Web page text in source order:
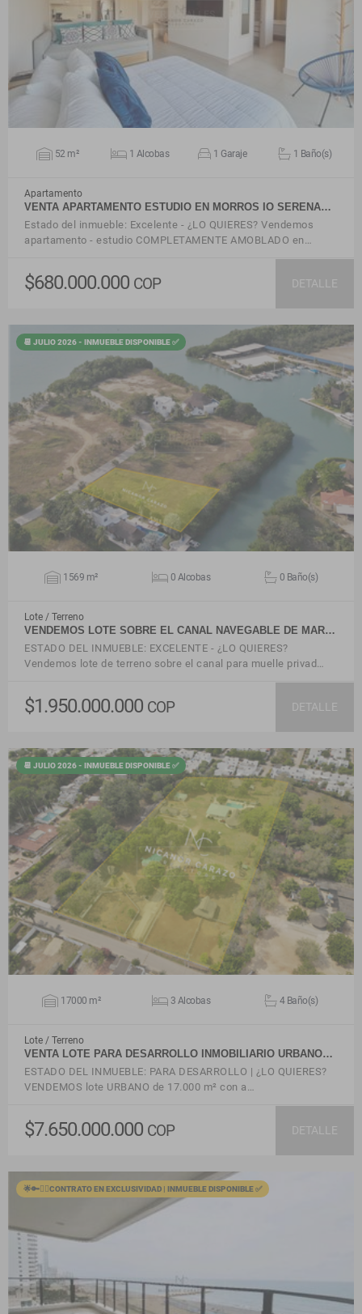
VER DETALLES
52 m² 1 Alcobas 1 Garaje 1 Baño(s)
Apartamento
VENTA APARTAMENTO ESTUDIO EN MORROS IO SERENA…
Estado del inmueble: Excelente - ¿LO QUIERES? Vendemos
apartamento - estudio COMPLETAMENTE AMOBLADO en…
$680.000.000 COP DETALLE
📆 JULIO 2026 - INMUEBLE DISPONIBLE ✅
VER DETALLES
1569 m² 0 Alcobas 0 Baño(s)
Lote / Terreno
VENDEMOS LOTE SOBRE EL CANAL NAVEGABLE DE MAR…
ESTADO DEL INMUEBLE: EXCELENTE - ¿LO QUIERES?
Vendemos lote de terreno sobre el canal para muelle privad…
$1.950.000.000 COP DETALLE
📆 JULIO 2026 - INMUEBLE DISPONIBLE ✅
VER DETALLES
17000 m² 3 Alcobas 4 Baño(s)
Lote / Terreno
VENTA LOTE PARA DESARROLLO INMOBILIARIO URBANO…
ESTADO DEL INMUEBLE: PARA DESARROLLO | ¿LO QUIERES?
VENDEMOS lote URBANO de 17.000 m² con a…
$7.650.000.000 COP DETALLE
🌟🔑🙋‍♂️CONTRATO EN EXCLUSIVIDAD | INMUEBLE DISPONIBLE ✅
VER DETALLES